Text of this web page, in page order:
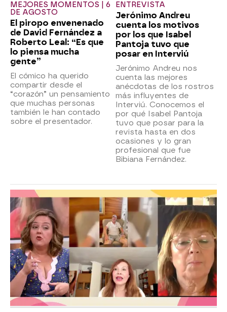
MEJORES MOMENTOS | 6
DE AGOSTO
El piropo envenenado
de David Fernández a
Roberto Leal: “Es que
lo piensa mucha
gente”
El cómico ha querido
compartir desde el
“corazón” un pensamiento
que muchas personas
también le han contado
sobre el presentador.
ENTREVISTA
Jerónimo Andreu
cuenta los motivos
por los que Isabel
Pantoja tuvo que
posar en Interviú
Jerónimo Andreu nos
cuenta las mejores
anécdotas de los rostros
más influyentes de
Interviú. Conocemos el
por qué Isabel Pantoja
tuvo que posar para la
revista hasta en dos
ocasiones y lo gran
profesional que fue
Bibiana Fernández.